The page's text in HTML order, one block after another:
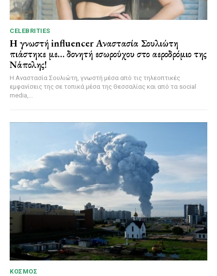
CELEBRITIES
Η γνωστή influencer Αναστασία Σουλιώτη
πιάστηκε με… δονητή εσωρούχου στο αεροδρόμιο της
Νάπολης!
Η Αναστασία Σουλιώτη, γνωστή μέσα από τις τηλεοπτικές
εμφανίσεις της σε τοπικά μέσα της Θεσσαλίας και από τα social
media,...
ΚΌΣΜΟΣ